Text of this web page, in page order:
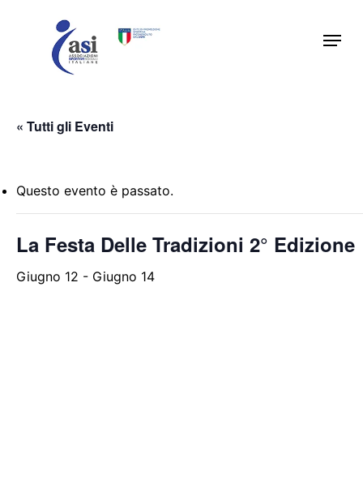
Menu
« Tutti gli Eventi
Questo evento è passato.
La Festa Delle Tradizioni 2° Edizione
Giugno 12 - Giugno 14